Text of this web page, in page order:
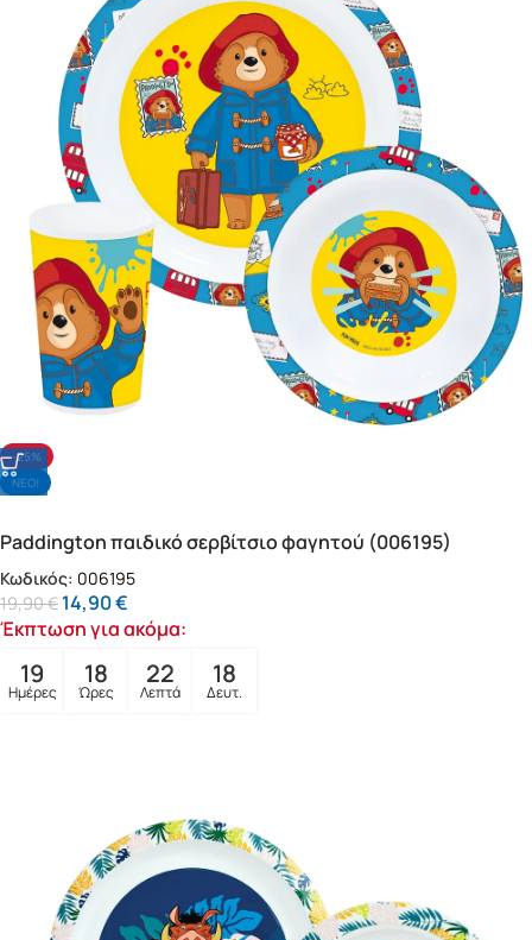
-25%
NΕΟ!
Paddington παιδικό σερβίτσιο φαγητού (006195)
Κωδικός: 006195
19,90€ 14,90€
Έκπτωση για ακόμα:
19
Ημέρες
18
Ώρες
22
Λεπτά
16
Δευτ.